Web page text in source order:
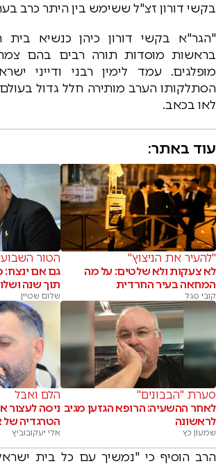
בקשי דורון זצ"ל ששימש בין היתר כרב
"הגר"א בקשי דורון כיהן כנשיא בית
בראשות מוסדות תורה רבים בהם
מופלגים. עמד לימין רבני ודייני
הסתלקותו הערב מותירה חלל גדול
לאו בכאב.
עוד באתר:
"להעיר את הניצוץ"
לא צעקות ולא שלטים: על מה
המחאה בעיר החרדית
קובי סגל
הטור
גם אם ינצח:
תוך שנה
שלום שטיין
סערת "הבבונים"
לאחר ההשעיה: הרופא הגזען מגיב
לראשונה
שמעון כץ
הלם ואבל
ניסה לעצור
הטרגדיה של
אלי יעקובוביץ
הרב הוסיף כי "נמשיך עם כל בית